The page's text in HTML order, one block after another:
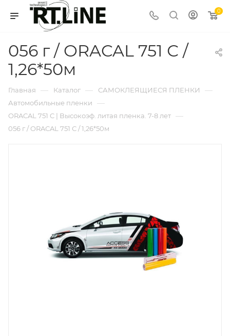
0
056 г / ORACAL 751 С /
1,26*50м
Главная — Каталог — САМОКЛЕЯЩИЕСЯ ПЛЕНКИ —
Автомобильные пленки —
ORACAL 751 C | Высокоэф. литая пленка. 7-8 лет —
056 г / ORACAL 751 С / 1,26*50м